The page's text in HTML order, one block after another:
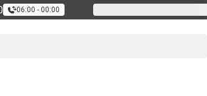
06:00 - 00:00